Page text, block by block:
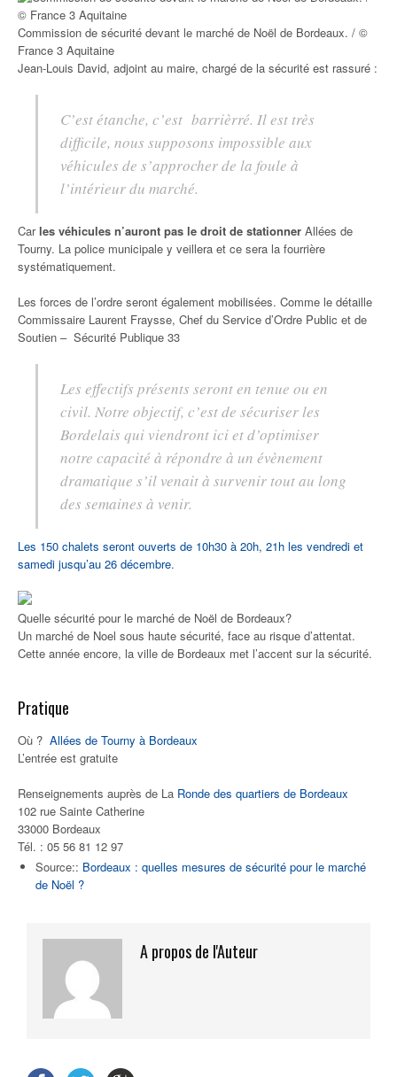
Commission de sécurité devant le marché de Noël de Bordeaux. / ©
France 3 Aquitaine
Jean-Louis David, adjoint au maire, chargé de la sécurité est rassuré :
C’est étanche, c’est barrièrré. Il est très
difficile, nous supposons impossible aux
véhicules de s’approcher de la foule à
l’intérieur du marché.
Carles véhicules n’auront pas le droit de stationner Allées de
Tourny. La police municipale y veillera et ce sera la fourrière
systématiquement.
Les forces de l’ordre seront également mobilisées. Comme le détaille
Commissaire Laurent Fraysse, Chef du Service d’Ordre Public et de
Soutien – Sécurité Publique 33
Les effectifs présents seront en tenue ou en
civil. Notre objectif, c’est de sécuriser les
Bordelais qui viendront ici et d’optimiser
notre capacité à répondre à un évènement
dramatique s’il venait à survenir tout au long
des semaines à venir.
Les 150 chalets seront ouverts de 10h30 à 20h, 21h les vendredi et
samedi jusqu’au 26 décembre.
Quelle sécurité pour le marché de Noël de Bordeaux?
Un marché de Noel sous haute sécurité, face au risque d’attentat.
Cette année encore, la ville de Bordeaux met l’accent sur la sécurité.
Pratique
Où ? Allées de Tourny à Bordeaux
L’entrée est gratuite
Renseignements auprès de La Ronde des quartiers de Bordeaux
102 rue Sainte Catherine
33000 Bordeaux
Tél. : 05 56 81 12 97
Source:: Bordeaux : quelles mesures de sécurité pour le marché
de Noël ?
A propos de l'Auteur